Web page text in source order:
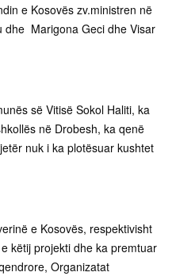
e Kosovës zv.ministren në
dhe Marigona Geci dhe Visar
së Vitisë Sokol Haliti, ka
në Drobesh, ka qenë
nuk i ka plotësuar kushtet
e Kosovës, respektivisht
këtij projekti dhe ka premtuar
Organizatat